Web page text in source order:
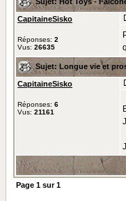
CapitaineSisko
Réponses: 2
Vus: 26635
Sujet: Longue vie et
CapitaineSisko
Réponses: 6
Vus: 21161
Page 1 sur1